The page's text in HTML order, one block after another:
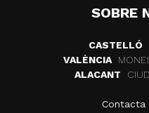
SOBRE
CASTELLÓ
VALÈNCIA
ALACANT
Contacta